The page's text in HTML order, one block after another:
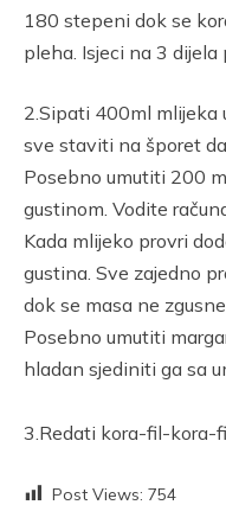
180 stepeni dok se
pleha. Isjeci na 3 dijela
2.Sipati 400ml mlijeka
sve staviti na šporet
Posebno umutiti 200
gustinom. Vodite
Kada mlijeko provri
gustina. Sve zajedno
dok se masa ne
Posebno umutiti
hladan sjediniti ga sa
3.Redati kora-fil-kora-
Post Views: 754